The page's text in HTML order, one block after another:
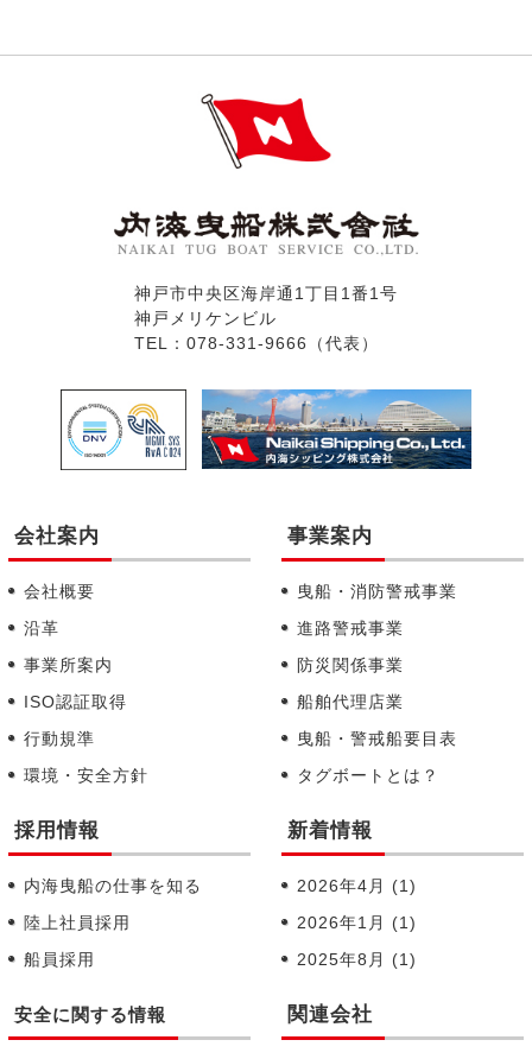
神戸市中央区海岸通1丁目1番1号
神戸メリケンビル
TEL：078-331-9666（代表）
会社案内
会社概要
沿革
事業所案内
ISO認証取得
行動規準
環境・安全方針
事業案内
曳船・消防警戒事業
進路警戒事業
防災関係事業
船舶代理店業
曳船・警戒船要目表
タグボートとは？
採用情報
内海曳船の仕事を知る
陸上社員採用
船員採用
安全に関する情報
新着情報
2026年4月 (1)
2026年1月 (1)
2025年8月 (1)
関連会社